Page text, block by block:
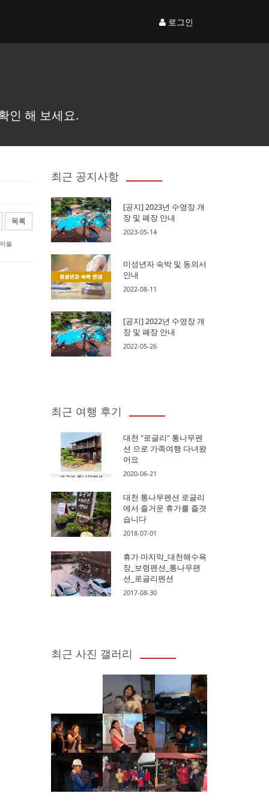
로그인
인 해 보세요.
목록
을
최근 공지사항
[공지] 2023년 수영장 개
장 및 폐장 안내
2023-05-14
미성년자 숙박 및 동의서
안내
2022-08-11
[공지] 2022년 수영장 개
장 및 폐장 안내
2022-05-26
최근 여행 후기
대천 "로글리" 통나무펜
션 으로 가족여행 다녀왔
어요
2020-06-21
대천 통나무펜션 로글리
에서 즐거운 휴가를 즐겻
습니다
2018-07-01
휴가 마지막_대천해수욕
장_보령펜션_통나무팬
션_로글리펜션
2017-08-30
최근 사진 갤러리